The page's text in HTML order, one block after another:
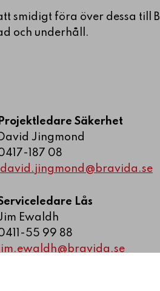
smidigt föra över dessa till
och underhåll.
Projektledare Säkerhet
David Jingmond
187 08
david.jingmond@bravida.se
Lås
Ewaldh
55 99 88